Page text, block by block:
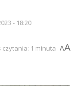
- 18:20
czytania: 1 minuta AA